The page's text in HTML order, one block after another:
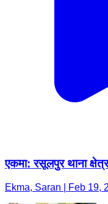
एकमा: रसूलपुर थाना
Ekma, Saran | Feb 19,